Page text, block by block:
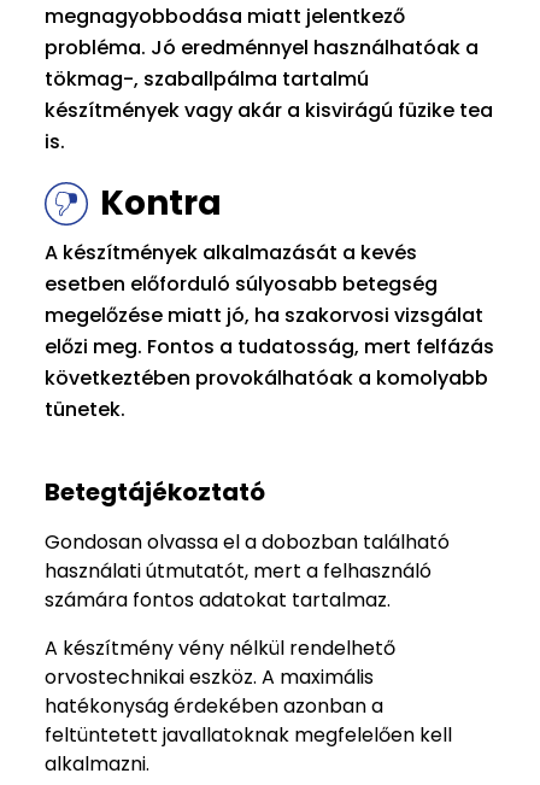
megnagyobbodása miatt jelentkező
probléma. Jó eredménnyel használhatóak a
tökmag-, szaballpálma tartalmú
készítmények vagy akár a kisvirágú füzike tea
is.
Kontra
A készítmények alkalmazását a kevés
esetben előforduló súlyosabb betegség
megelőzése miatt jó, ha szakorvosi vizsgálat
előzi meg. Fontos a tudatosság, mert felfázás
következtében provokálhatóak a komolyabb
tünetek.
Betegtájékoztató
Gondosan olvassa el a dobozban található
használati útmutatót, mert a felhasználó
számára fontos adatokat tartalmaz.
A készítmény vény nélkül rendelhető
orvostechnikai eszköz. A maximális
hatékonyság érdekében azonban a
feltüntetett javallatoknak megfelelően kell
alkalmazni.